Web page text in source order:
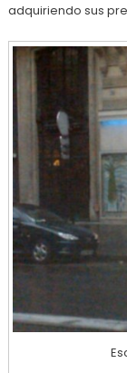
adquiriendo sus